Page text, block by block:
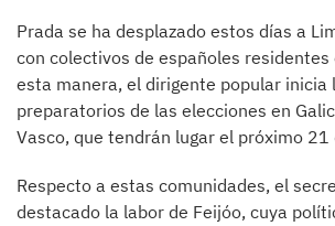
Prada se ha desplazado estos días a
con colectivos de españoles residentes
esta manera, el dirigente popular inicia
preparatorios de las elecciones en
Vasco, que tendrán lugar el próximo 21
Respecto a estas comunidades, el
destacado la labor de Feijóo, cuya